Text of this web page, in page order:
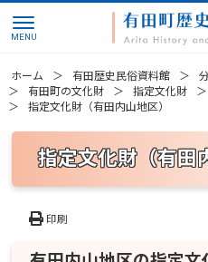
ホーム 有田歴史民俗資料館
有田町の文化財
指定文化財
指定文化財（有田内山地区）
指定文化財（有田
印刷